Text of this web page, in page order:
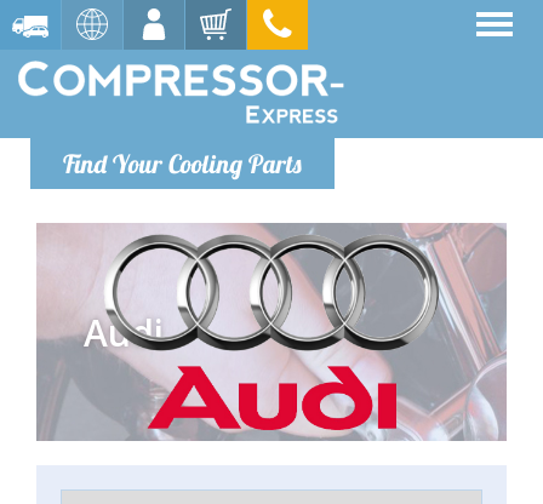
Find Your Cooling Parts
Audi